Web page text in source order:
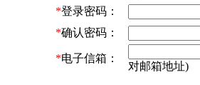
*登录密码：
*确认密码：
*电子信箱：
对邮箱地址)